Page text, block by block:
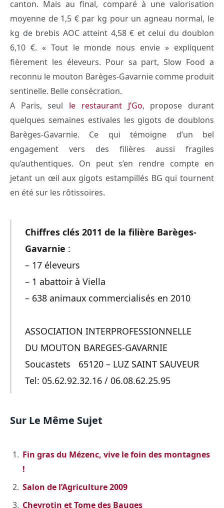
canton. Mais au final, comparé à une valorisation
moyenne de 1,5 € par kg pour un agneau normal, le
kg de brebis AOC atteint 4,58 € et celui du doublon
6,10 €. « Tout le monde nous envie » expliquent
fièrement les éleveurs. Pour sa part, Slow Food a
reconnu le mouton Barèges-Gavarnie comme produit
sentinelle. Belle consécration.
A Paris, seul le restaurant J’Go, propose durant
quelques semaines estivales les gigots de doublons
Barèges-Gavarnie. Ce qui témoigne d’un bel
engagement vers des filières aussi fragiles
qu’authentiques. On peut s’en rendre compte en
jetant un œil aux gigots estampillés BG qui tournent
en été sur les rôtissoires.
Chiffres clés 2011 de la filière Barèges-
Gavarnie :
– 17 éleveurs
– 1 abattoir à Viella
– 638 animaux commercialisés en 2010
ASSOCIATION INTERPROFESSIONNELLE
DU MOUTON BAREGES-GAVARNIE
Soucastets 65120 – LUZ SAINT SAUVEUR
Tel: 05.62.92.32.16 / 06.08.62.25.95
Sur Le Même Sujet
Fin gras du Mézenc, vive le foin des montagnes
!
Salon de l’Agriculture 2009
Chevrotin et Tome des Bauges